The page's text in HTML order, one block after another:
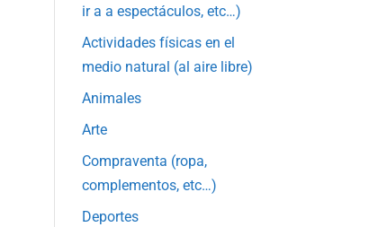
ir a a espectáculos, etc…)
Actividades físicas en el
medio natural (al aire libre)
Animales
Arte
Compraventa (ropa,
complementos, etc…)
Deportes